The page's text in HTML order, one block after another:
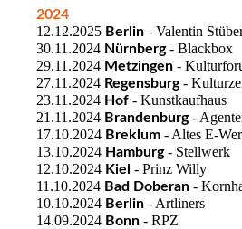
2024
12.12.2025 Berlin - Valentin
30.11.2024 Nürnberg- Blackbox
29.11.2024 Metzingen -
27.11.2024 Regensburg-
23.11.2024 Hof - Kunstkaufhaus
21.11.2024 Brandenburg-
17.10.2024 Breklum - Altes E-
13.10.2024 Hamburg- Stellwerk
12.10.2024 Kiel - Prinz Willy
11.10.2024 Bad Doberan -
10.10.2024 Berlin - Artliners
14.09.2024 Bonn - RPZ